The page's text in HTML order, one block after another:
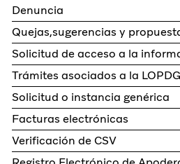
Denuncia
Quejas,sugerencias y
Solicitud de acceso a la
Trámites asociados a la
Solicitud o instancia genérica
Facturas electrónicas
Verificación de CSV